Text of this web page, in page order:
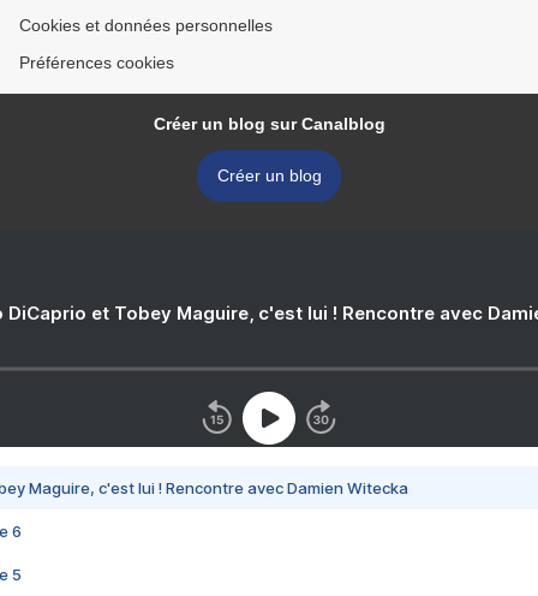
Cookies et données personnelles
Préférences cookies
Créer un blog sur Canalblog
Créer un blog
DiCaprio et Tobey Maguire, c'est lui ! Rencontre avec
Maguire, c'est lui ! Rencontre avec Damien Witecka
6
5